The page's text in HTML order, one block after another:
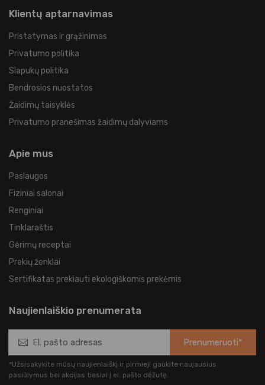
Klientų aptarnavimas
Pristatymas ir grąžinimas
Privatumo politika
Slapukų politika
Bendrosios nuostatos
Žaidimų taisyklės
Privatumo pranešimas žaidimų dalyviams
Apie mus
Paslaugos
Fiziniai salonai
Renginiai
Tinklaraštis
Gėrimų receptai
Prekių ženklai
Sertifikatas prekiauti ekologiškomis prekėmis
Naujienlaiškio prenumerata
Prenumeruoti*
*Užsisakykite mūsų naujienlaiškį ir pirmieji gaukite naujausius
pasiūlymus bei akcijas tiesiai į el. pašto dėžutę.